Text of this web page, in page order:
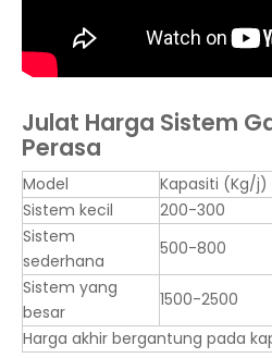
Julat Harga Sistem
Perasa
Model Kapasiti (Kg/j)
Sistem kecil
200-300
Sistem
sederhana
500-800
Sistem yang
besar
1500-2500
Harga akhir bergantung pada